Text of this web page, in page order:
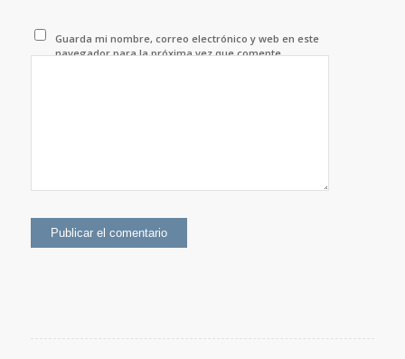
Guarda mi nombre, correo electrónico y web en este
navegador para la próxima vez que comente.